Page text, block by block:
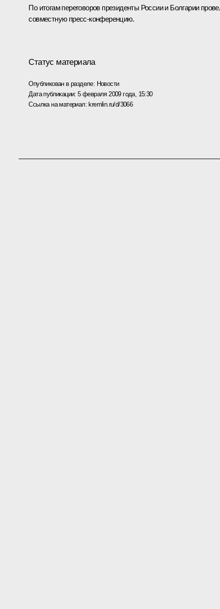
По итогам переговоров президенты России и Болгарии
совместную пресс-конференцию.
Статус материала
Опубликован в разделе: Новости
Дата публикации:5 февраля 2009 года, 15:30
Ссылка на материал:kremlin.ru/d/3066